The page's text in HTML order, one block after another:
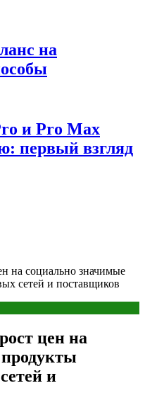
на
и Pro Max
первый взгляд
на социально значимые
сетей и поставщиков
цен на
и